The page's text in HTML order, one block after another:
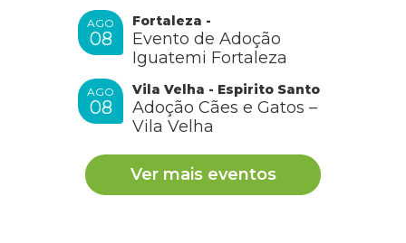
AGO
08
Fortaleza -
Evento de Adoção
Iguatemi Fortaleza
AGO
08
Vila Velha - Espirito Santo
Adoção Cães e Gatos –
Vila Velha
Ver mais eventos